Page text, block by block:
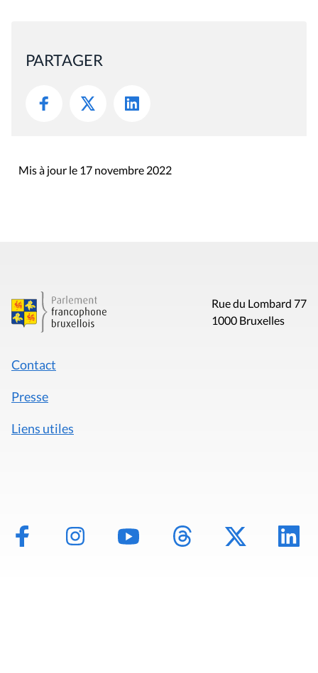
PARTAGER
Mis à jour le 17 novembre 2022
Rue du Lombard 77
1000 Bruxelles
Contact
Presse
Liens utiles